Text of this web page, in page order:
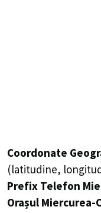
Coordonate
(latitudine,
Prefix Telefon
Orașul Miercurea-